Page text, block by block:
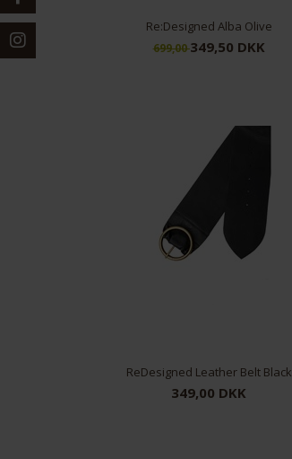
Re:Designed Alba Olive
699,00349,50 DKK
ReDesigned Leather Belt Black
349,00 DKK